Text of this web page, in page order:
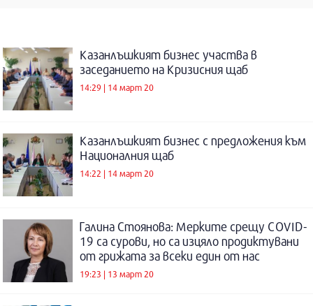
Казанлъшкият бизнес участва в
заседанието на Кризисния щаб
14:29 | 14 март 20
Казанлъшкият бизнес с предложения към
Националния щаб
14:22 | 14 март 20
Галина Стоянова: Мерките срещу COVID-
19 са сурови, но са изцяло продиктувани
от грижата за всеки един от нас
19:23 | 13 март 20